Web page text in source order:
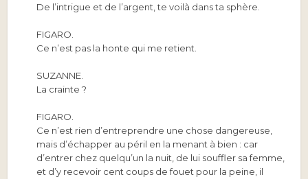
De l’intrigue et de l’argent, te voilà dans ta sphère.
FIGARO.
Ce n’est pas la honte qui me retient.
SUZANNE.
La crainte ?
FIGARO.
Ce n’est rien d’entreprendre une chose dangereuse,
mais d’échapper au péril en la menant à bien : car
d’entrer chez quelqu’un la nuit, de lui souffler sa femme,
et d’y recevoir cent coups de fouet pour la peine, il